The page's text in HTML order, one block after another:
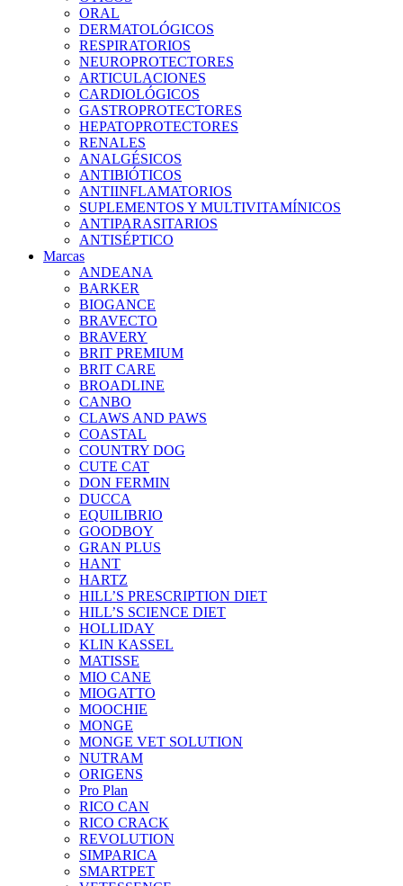
ORAL
DERMATOLÓGICOS
RESPIRATORIOS
NEUROPROTECTORES
ARTICULACIONES
CARDIOLÓGICOS
GASTROPROTECTORES
HEPATOPROTECTORES
RENALES
ANALGÉSICOS
ANTIBIÓTICOS
ANTIINFLAMATORIOS
SUPLEMENTOS Y MULTIVITAMÍNICOS
ANTIPARASITARIOS
ANTISÉPTICO
Marcas
ANDEANA
BARKER
BIOGANCE
BRAVECTO
BRAVERY
BRIT PREMIUM
BRIT CARE
BROADLINE
CANBO
CLAWS AND PAWS
COASTAL
COUNTRY DOG
CUTE CAT
DON FERMIN
DUCCA
EQUILIBRIO
GOODBOY
GRAN PLUS
HANT
HARTZ
HILL’S PRESCRIPTION DIET
HILL’S SCIENCE DIET
HOLLIDAY
KLIN KASSEL
MATISSE
MIO CANE
MIOGATTO
MOOCHIE
MONGE
MONGE VET SOLUTION
NUTRAM
ORIGENS
Pro Plan
RICO CAN
RICO CRACK
REVOLUTION
SIMPARICA
SMARTPET